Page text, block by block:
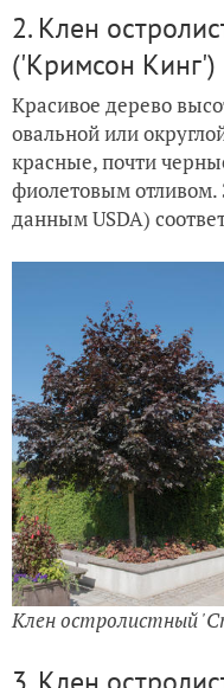
2. Клен
('Кримсон Кинг')
Красивое дерево
овальной или
красные, почти
фиолетовым отливом.
данным USDA)
Клен остролистный